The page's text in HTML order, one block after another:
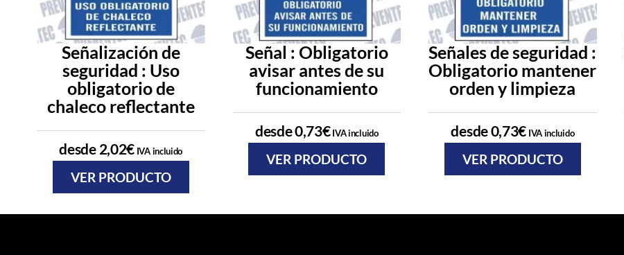
Señalización de
seguridad : Uso
obligatorio de
chaleco reflectante
desde 2,02€ IVA incluido
VER PRODUCTO
Señal : Obligatorio
avisar antes de su
funcionamiento
desde0,73€IVA incluido
VER PRODUCTO
Señales de seguridad :
Obligatorio mantener
orden y limpieza
desde0,73€ IVA incluido
VER PRODUCTO